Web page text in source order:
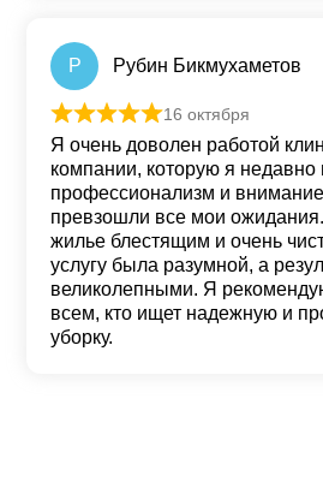
Р Рубин Бикмухаметов
Оценка
16 октября
Я очень доволен работой
компании, которую я недавно
профессионализм и
превзошли все мои
жилье блестящим и очень
услугу была разумной, а
великолепными. Я
всем, кто ищет надежную и
уборку.